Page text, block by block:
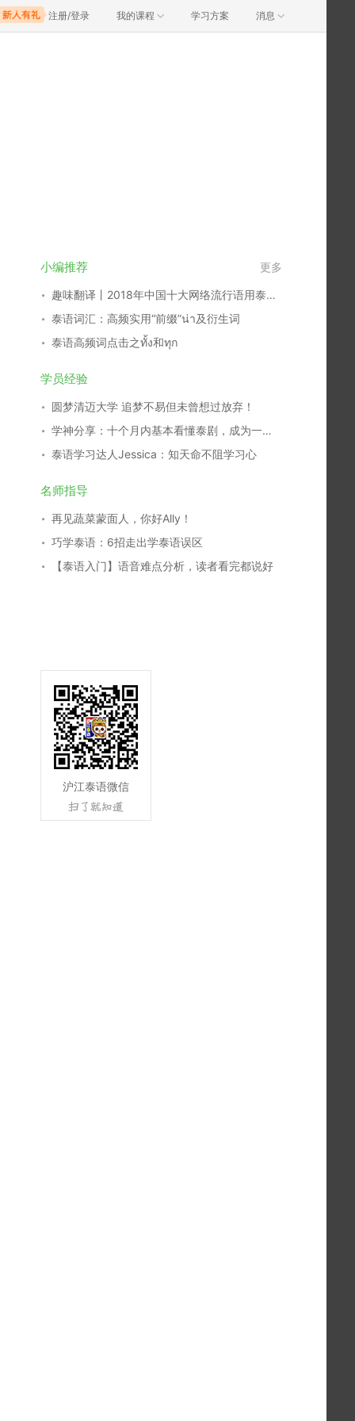
注册/登录 我的课程 学习方案 消息
小编推荐 更多
趣味翻译丨2018年中国十大网络流行语用泰语怎么说？
泰语词汇：高频实用“前缀”น่า及衍生词
泰语高频词点击之ทั้ง和ทุก
学员经验
圆梦清迈大学 追梦不易但未曾想过放弃！
学神分享：十个月内基本看懂泰剧，成为一名泰剧翻译，我是这么学习的！
泰语学习达人Jessica：知天命不阻学习心
名师指导
再见蔬菜蒙面人，你好Ally！
巧学泰语：6招走出学泰语误区
【泰语入门】语音难点分析，读者看完都说好
沪江泰语微信